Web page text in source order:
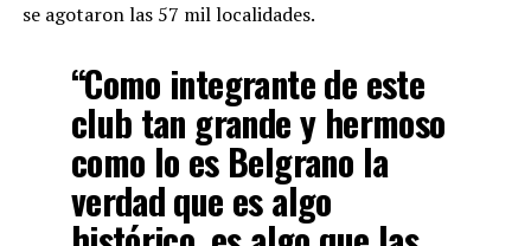
se agotaron las 57 mil localidades.
“Como integrante de este
club tan grande y hermoso
como lo es Belgrano la
verdad que es algo